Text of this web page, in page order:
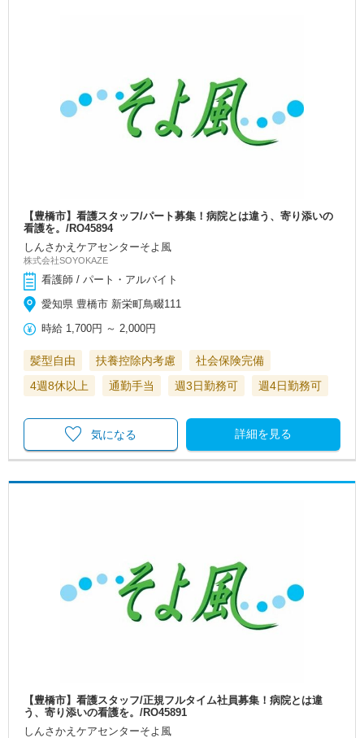
【豊橋市】看護スタッフ/パート募集！病院とは違う、寄り添いの
看護を。/RO45894
しんさかえケアセンターそよ風
株式会社SOYOKAZE
看護師 / パート・アルバイト
愛知県 豊橋市 新栄町鳥畷111
時給 1,700円 ～ 2,000円
髪型自由 扶養控除内考慮
社会保険完備
4週8休以上
通勤手当 週3日勤務可 週4日勤務可
詳細を見る
気になる
【豊橋市】看護スタッフ/正規フルタイム社員募集！病院とは違
う、寄り添いの看護を。/RO45891
しんさかえケアセンターそよ風